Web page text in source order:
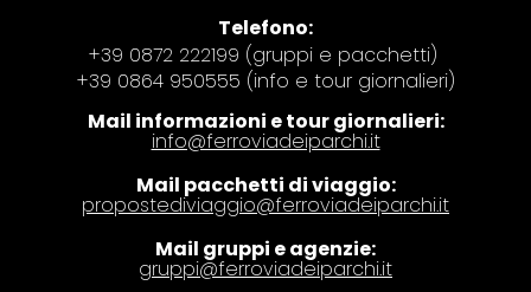
Telefono:
+39 0872 222199 (gruppi e pacchetti)
+39 0864 950555 (info e tour giornalieri)
Mail informazioni e tour giornalieri:
info@ferroviadeiparchi.it
Mail pacchetti di viaggio:
propostediviaggio@ferroviadeiparchi.it
Mail gruppi e agenzie:
gruppi@ferroviadeiparchi.it